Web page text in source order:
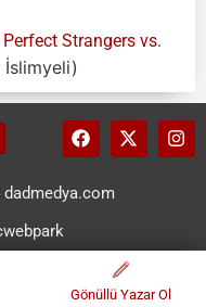
Strangers vs.
İslimyeli)
dadmedya.com
Gönüllü Yazar Ol